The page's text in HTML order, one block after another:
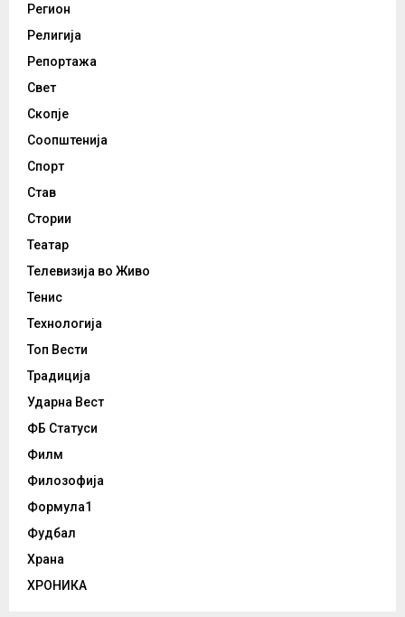
Регион
Религија
Репортажа
Свет
Скопје
Соопштенија
Спорт
Став
Стории
Театар
Телевизија во Живо
Тенис
Технологија
Топ Вести
Традиција
Ударна Вест
ФБ Статуси
Филм
Филозофија
Формула1
Фудбал
Храна
ХРОНИКА